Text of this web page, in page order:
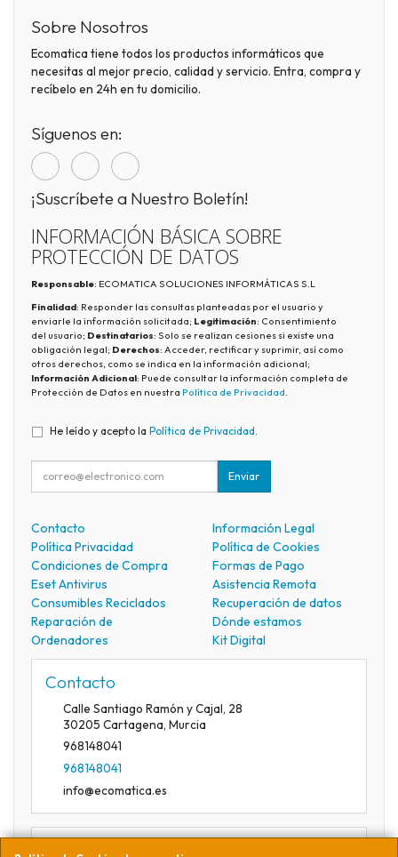
Sobre Nosotros
Ecomatica tiene todos los productos informáticos que
necesitas al mejor precio, calidad y servicio. Entra, compra y
recíbelo en 24h en tu domicilio.
Síguenos en:
¡Suscríbete a Nuestro Boletín!
INFORMACIÓN BÁSICA SOBRE
PROTECCIÓN DE DATOS
Responsable: ECOMATICA SOLUCIONES INFORMÁTICAS S.L
Finalidad: Responder las consultas planteadas por el usuario y
enviarle la información solicitada; Legitimación: Consentimiento
del usuario; Destinatarios: Solo se realizan cesiones si existe una
obligación legal; Derechos: Acceder, rectificar y suprimir, así como
otros derechos, como se indica en la información adicional;
Información Adicional: Puede consultar la información completa de
Protección de Datos en nuestra Política de Privacidad.
He leído y acepto la Política de Privacidad
Enviar
Contacto
Información Legal
Política Privacidad
Política de Cookies
Condiciones de Compra
Formas de Pago
Eset Antivirus
Asistencia Remota
Consumibles Reciclados
Recuperación de datos
Reparación de
Ordenadores
Dónde estamos
Kit Digital
Contacto
Calle Santiago Ramón y Cajal, 28
30205 Cartagena, Murcia
968148041
968148041
info@ecomatica.es
Horario